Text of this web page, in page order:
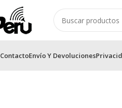
ContactoEnvío Y Devoluciones